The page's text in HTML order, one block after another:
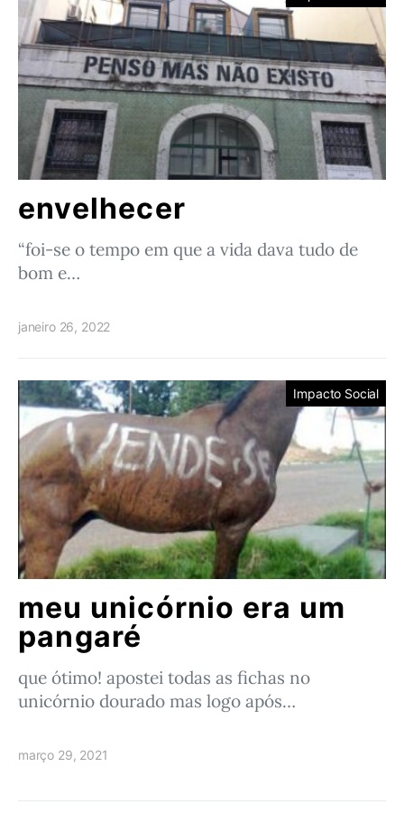
envelhecer
“foi-se o tempo em que a vida dava tudo de
bom e…
janeiro 26, 2022
Impacto Social
meu unicórnio era um
pangaré
que ótimo! apostei todas as fichas no
unicórnio dourado mas logo após…
março 29, 2021